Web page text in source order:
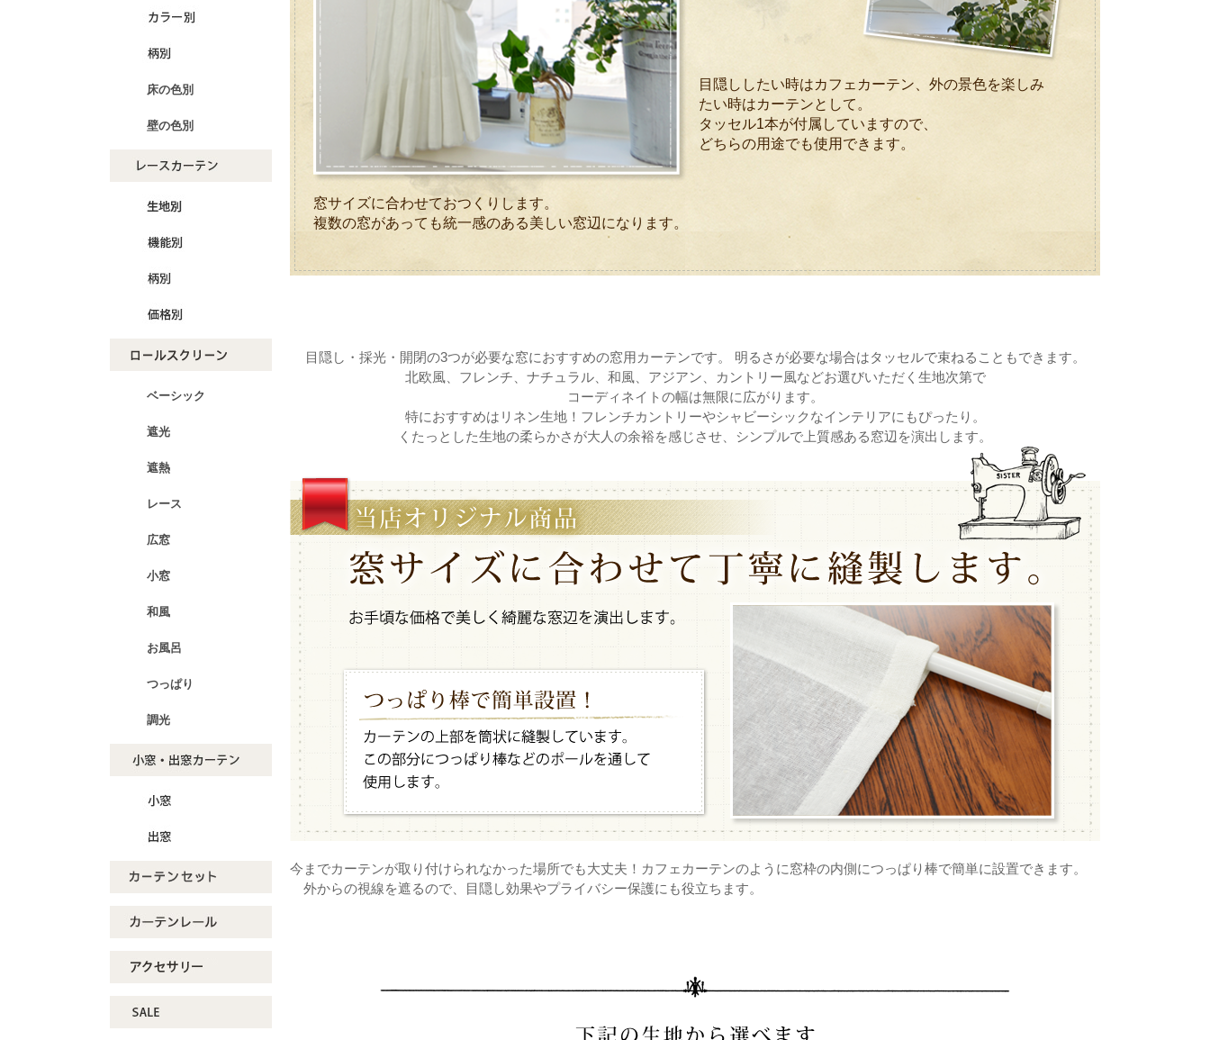
床の色別
壁の色別
ベーシック
遮光
遮熱
レース
広窓
小窓
和風
お風呂
つっぱり
調光
窓サイズに合わせておつくりします。
複数の窓があっても統一感のある美しい窓辺になります。
目隠ししたい時はカフェカーテン、外の景色を楽しみ
たい時はカーテンとして。
タッセル1本が付属していますので、
どちらの用途でも使用できます。
目隠し・採光・開閉の3つが必要な窓におすすめの窓用カーテンです。 明るさが必要な場合はタッセルで束ねることもできます。
北欧風、フレンチ、ナチュラル、和風、アジアン、カントリー風などお選びいただく生地次第で
コーディネイトの幅は無限に広がります。
特におすすめはリネン生地！フレンチカントリーやシャビーシックなインテリアにもぴったり。
くたっとした生地の柔らかさが大人の余裕を感じさせ、シンプルで上質感ある窓辺を演出します。
今までカーテンが取り付けられなかった場所でも大丈夫！カフェカーテンのように窓枠の内側につっぱり棒で簡単に設置できます。
外からの視線を遮るので、目隠し効果やプライバシー保護にも役立ちます。